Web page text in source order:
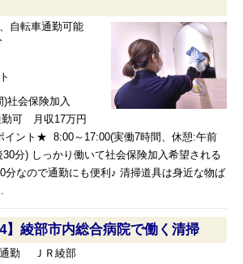
自転車通勤可能
)社会保険加入
勤可 月収17万円
イント★ 8:00～17:00(実働7時間、休憩:午前
分) しっかり働いて社会保険加入希望される
分なので通勤にも便利♪ 清掃道具は身近な物ば
】綾部市内総合病院で働く清掃
通勤 ＪＲ綾部